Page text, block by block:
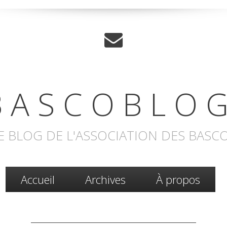
A S C O B L O
BLOG DE L'ASSOCIATION DES
Accueil Archives À propos